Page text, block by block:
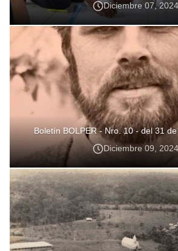
Diciembre 07, 2024
Boletín BOLPER - Nro. 10 - del 31
Diciembre 09, 2024